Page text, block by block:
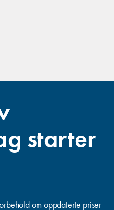
starter
om oppdaterte priser